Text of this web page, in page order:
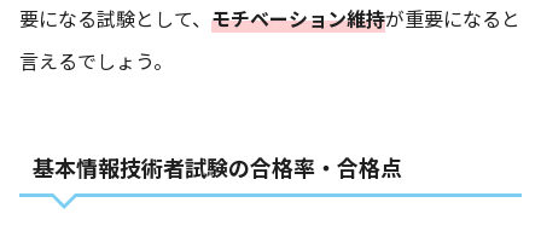
要になる試験として、 モチベーション維持が重要になると
言えるでしょう。
基本情報技術者試験の合格率・合格点